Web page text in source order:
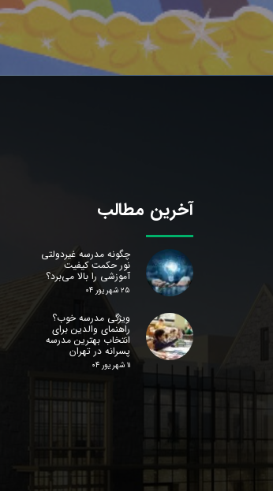
آخرین مطالب
چگونه مدرسه غیردولتی
نور حکمت کیفیت
آموزشی را بالا می‌برد؟
۲۵ شهریور ۰۴
ویژگی مدرسه خوب؟
راهنمای والدین برای
انتخاب بهترین مدرسه
پسرانه در تهران
۱۱ شهریور ۰۴